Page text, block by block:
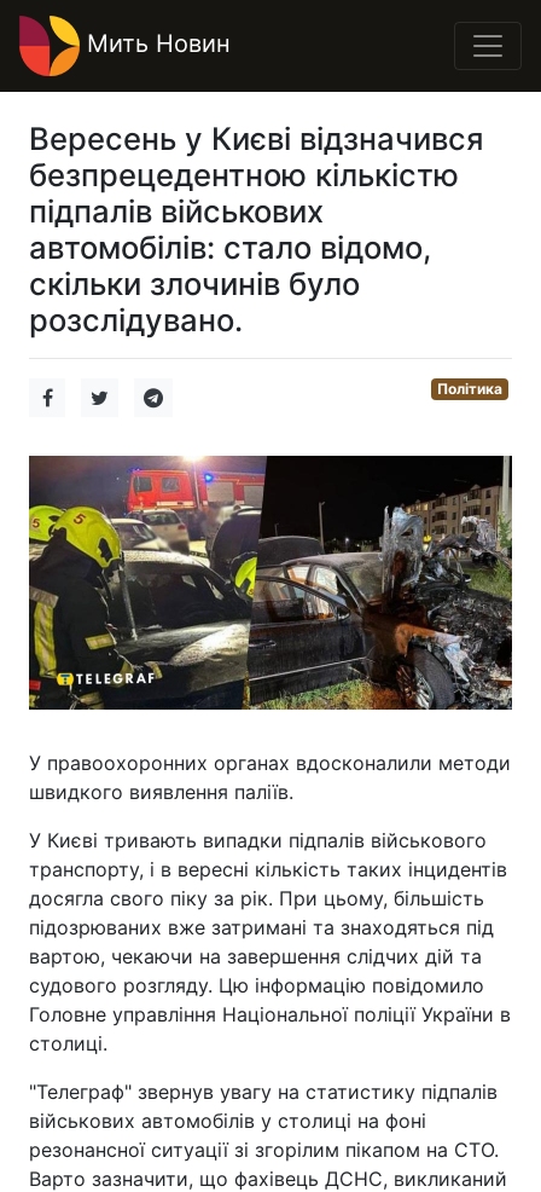
Мить Новин
Вересень у Києві відзначився
безпрецедентною кількістю
підпалів військових
автомобілів: стало відомо,
скільки злочинів було
розслідувано.
Політика
У правоохоронних органах вдосконалили методи
швидкого виявлення паліїв.
У Києві тривають випадки підпалів військового
транспорту, і в вересні кількість таких інцидентів
досягла свого піку за рік. При цьому, більшість
підозрюваних вже затримані та знаходяться під
вартою, чекаючи на завершення слідчих дій та
судового розгляду. Цю інформацію повідомило
Головне управління Національної поліції України в
столиці.
"Телеграф" звернув увагу на статистику підпалів
військових автомобілів у столиці на фоні
резонансної ситуації зі згорілим пікапом на СТО.
Варто зазначити, що фахівець ДСНС, викликаний